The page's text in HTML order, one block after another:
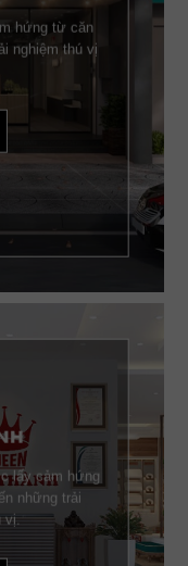
hứng từ căn
nghiệm thú vị
lấy cảm hứng
những trải
vị.